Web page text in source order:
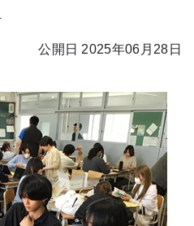
公開日 2025年06月28日